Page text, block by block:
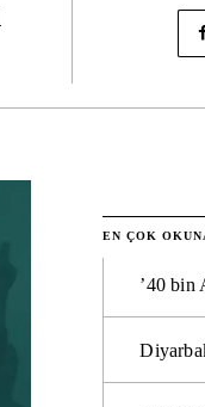
EN ÇOK
’40 bin